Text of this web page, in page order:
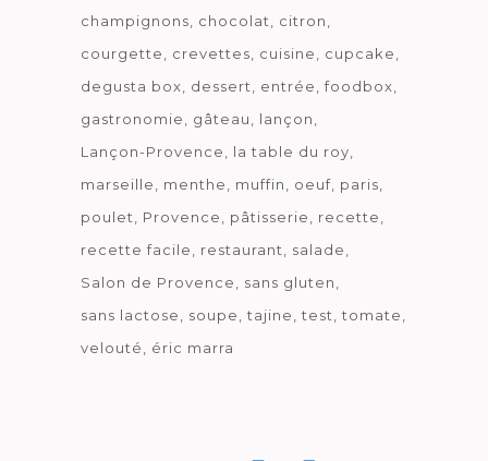
champignons
chocolat
citron
courgette
crevettes cuisine
cupcake
degusta box
dessert entrée
foodbox
gastronomie
gâteau
lançon
Lançon-Provence
la table du roy
marseille
menthe muffin oeuf paris
poulet
Provence pâtisserie
recette
recette facile
restaurant
salade
Salon de Provence
sans gluten
sans lactose
soupe tajine test
tomate
velouté
éric marra